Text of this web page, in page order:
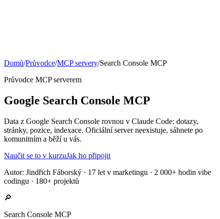
Domů/Průvodce/MCP servery/Search Console MCP
Průvodce MCP serverem
Google Search Console MCP
Data z Google Search Console rovnou v Claude Code: dotazy,
stránky, pozice, indexace. Oficiální server neexistuje, sáhnete po
komunitním a běží u vás.
Naučit se to v kurzuJak ho připojit
Autor: Jindřich Fáborský · 17 let v marketingu · 2 000+ hodin vibe
codingu · 180+ projektů
🔎
Search Console MCP